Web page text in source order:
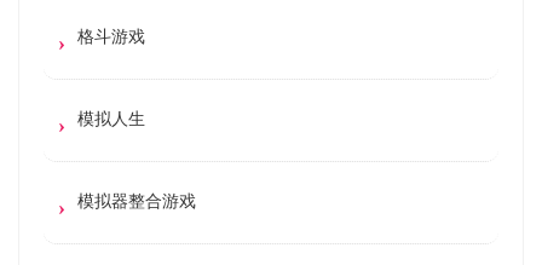
格斗游戏
模拟人生
模拟器整合游戏